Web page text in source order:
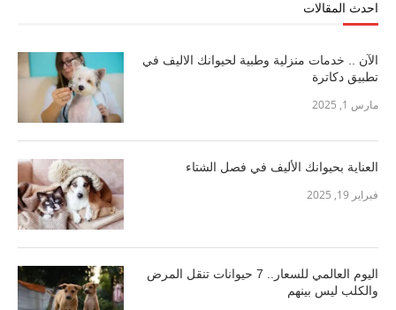
احدث المقالات
الآن .. خدمات منزلية وطبية لحيوانك الاليف في
تطبيق دكاترة
مارس 1, 2025
العناية بحيوانك الأليف في فصل الشتاء
فبراير 19, 2025
اليوم العالمي للسعار.. 7 حيوانات تنقل المرض
والكلب ليس بينهم